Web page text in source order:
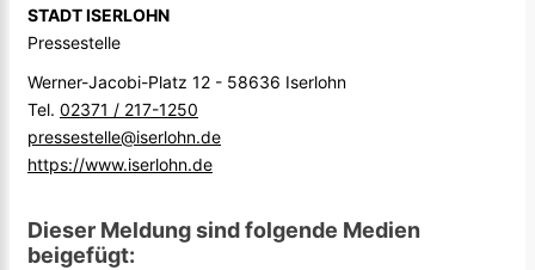
STADT ISERLOHN
Pressestelle
Werner-Jacobi-Platz 12 - 58636 Iserlohn
Tel. 02371 / 217-1250
pressestelle@iserlohn.de
https://www.iserlohn.de
Dieser Meldung sind folgende Medien
beigefügt: